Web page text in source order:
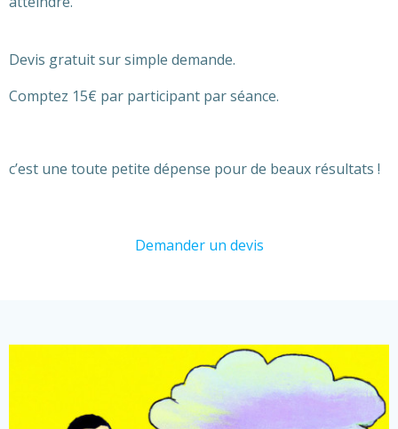
Devis gratuit sur simple demande.
Comptez 15€ par participant par séance.
c’est une toute petite dépense pour de beaux résultats !
Demander un devis